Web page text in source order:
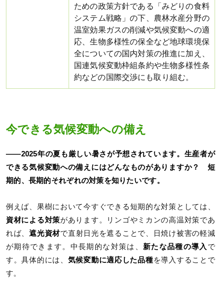
ための政策方針である「みどりの食料
システム戦略」の下、農林水産分野の
温室効果ガスの削減や気候変動への適
応、生物多様性の保全など地球環境保
全についての国内対策の推進に加え、
国連気候変動枠組条約や生物多様性条
約などの国際交渉にも取り組む。
今できる気候変動への備え
――2025年の夏も厳しい暑さが予想されています。生産者が
できる気候変動への備えにはどんなものがありますか？ 短
期的、長期的それぞれの対策を知りたいです。
例えば、果樹において今すぐできる短期的な対策としては、
資材による対策があります。リンゴやミカンの高温対策であ
れば、遮光資材で直射日光を遮ることで、日焼け被害の軽減
が期待できます。中長期的な対策は、 新たな品種の導入 で
す。具体的には、 気候変動に適応した品種を導入することで
す。